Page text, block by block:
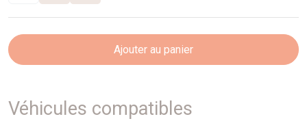
Ajouter au panier
Véhicules compatibles